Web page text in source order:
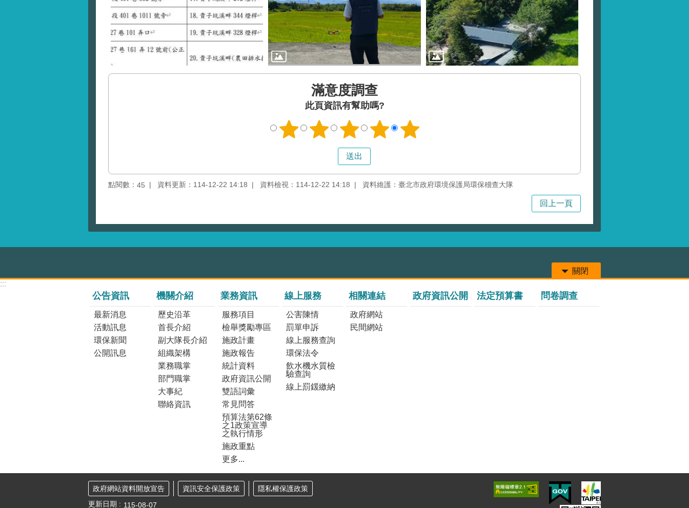
滿意度調查
此頁資訊有幫助嗎?
點閱數： 45 資料更新：114-12-22 14:18 資料檢視：114-12-22 14:18 資料維護：臺北市政府環境保護局環保稽查大隊
回上一頁
關閉
:::
公告資訊
最新消息
活動訊息
環保新聞
公開訊息
機關介紹
歷史沿革
首長介紹
副大隊長介紹
組織架構
業務職掌
部門職掌
大事紀
聯絡資訊
業務資訊
服務項目
檢舉獎勵專區
施政計畫
施政報告
統計資料
政府資訊公開
雙語詞彙
常見問答
預算法第62條
之1政策宣導
之執行情形
施政重點
更多...
線上服務
公害陳情
罰單申訴
線上服務查詢
環保法令
飲水機水質檢
驗查詢
線上罰鍰繳納
相關連結
政府網站
民間網站
政府資訊公開 法定預算書 問卷調查
政府網站資料開放宣告 資訊安全保護政策
隱私權保護政策
更新日期
115-08-07